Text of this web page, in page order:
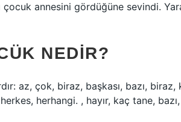
çocuk annesini gördüğüne sevindi.
NEDIR?
az, çok, biraz, başkası, bazı, biraz,
herhangi. , hayır, kaç tane, bazı,